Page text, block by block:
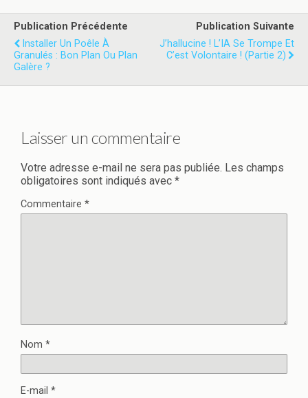
Publication Précédente
Installer Un Poêle À
Granulés : Bon Plan Ou Plan
Galère ?
Publication Suivante
J’hallucine ! L’IA Se Trompe Et
C’est Volontaire ! (Partie 2)
Laisser un commentaire
Votre adresse e-mail ne sera pas publiée. Les champs
obligatoires sont indiqués avec *
Commentaire *
Nom *
E-mail *